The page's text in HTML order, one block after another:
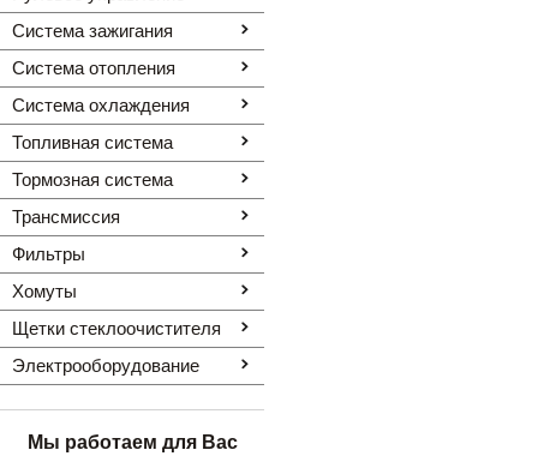
Система зажигания
Система отопления
Система охлаждения
Топливная система
Тормозная система
Трансмиссия
Фильтры
Хомуты
Щетки стеклоочистителя
Электрооборудование
Мы работаем для Вас